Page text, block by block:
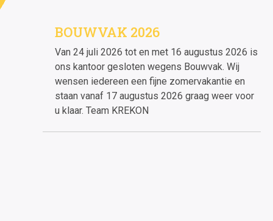
BOUWVAK 2026
Van 24 juli 2026 tot en met 16 augustus 2026 is
ons kantoor gesloten wegens Bouwvak. Wij
wensen iedereen een fijne zomervakantie en
staan vanaf 17 augustus 2026 graag weer voor
u klaar. Team KREKON